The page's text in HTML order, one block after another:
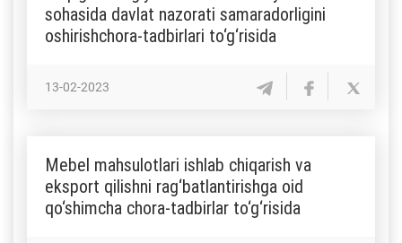
sohasida davlat nazorati samaradorligini
oshirishchora-tadbirlari to‘g‘risida
13-02-2023
Mebel mahsulotlari ishlab chiqarish va
eksport qilishni rag‘batlantirishga oid
qo‘shimcha chora-tadbirlar to‘g‘risida